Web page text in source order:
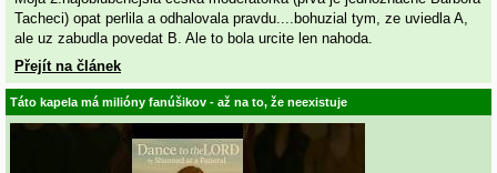
Tacheci) opat perlila a odhalovala pravdu....bohuzial tym, ze uviedla A,
ale uz zabudla povedat B. Ale to bola urcite len nahoda.
Přejít na článek
Táto kapela má milióny fanúšikov - až na to, že neexistuje